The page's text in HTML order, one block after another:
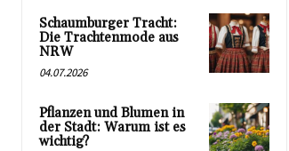
Schaumburger Tracht:
Die Trachtenmode aus
NRW
04.07.2026
Pflanzen und Blumen in
der Stadt: Warum ist es
wichtig?